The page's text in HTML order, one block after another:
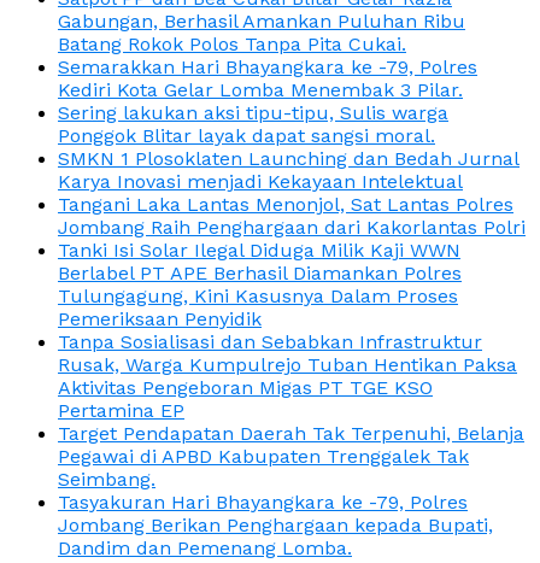
Gabungan, Berhasil Amankan Puluhan Ribu
Batang Rokok Polos Tanpa Pita Cukai.
Semarakkan Hari Bhayangkara ke -79, Polres
Kediri Kota Gelar Lomba Menembak 3 Pilar.
Sering lakukan aksi tipu-tipu, Sulis warga
Ponggok Blitar layak dapat sangsi moral.
SMKN 1 Plosoklaten Launching dan Bedah Jurnal
Karya Inovasi menjadi Kekayaan Intelektual
Tangani Laka Lantas Menonjol, Sat Lantas Polres
Jombang Raih Penghargaan dari Kakorlantas Polri
Tanki Isi Solar Ilegal Diduga Milik Kaji WWN
Berlabel PT APE Berhasil Diamankan Polres
Tulungagung, Kini Kasusnya Dalam Proses
Pemeriksaan Penyidik
Tanpa Sosialisasi dan Sebabkan Infrastruktur
Rusak, Warga Kumpulrejo Tuban Hentikan Paksa
Aktivitas Pengeboran Migas PT TGE KSO
Pertamina EP
Target Pendapatan Daerah Tak Terpenuhi, Belanja
Pegawai di APBD Kabupaten Trenggalek Tak
Seimbang.
Tasyakuran Hari Bhayangkara ke -79, Polres
Jombang Berikan Penghargaan kepada Bupati,
Dandim dan Pemenang Lomba.